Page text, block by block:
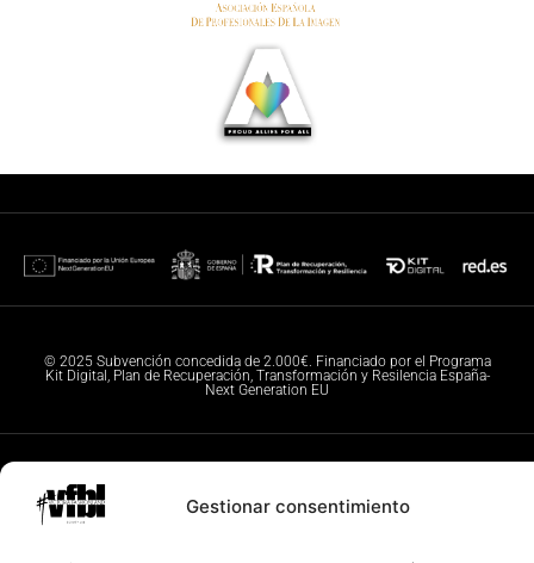
Gestionar consentimiento
© 2025 Subvención concedida de 2.000€. Financiado por el Programa
Kit Digital, Plan de Recuperación, Transformación y Resilencia España-
Next Generation EU
Todos los derechos reservados. © Fotografías VFBL
© 2025 – Diseño y configuración IW igualada.online